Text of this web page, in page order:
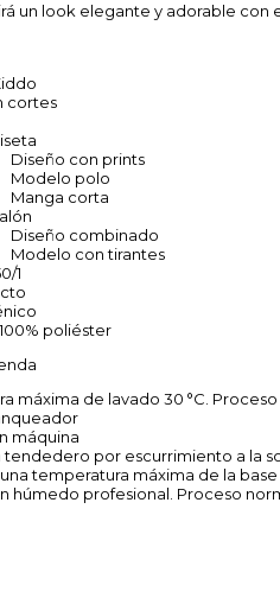
un look elegante y adorable con
cortes
Diseño con prints
Modelo polo
Manga corta
Diseño combinado
Modelo con tirantes
1
poliéster
máxima de lavado 30 °C.
máquina
tendedero por escurrimiento a la
temperatura máxima de la base
húmedo profesional. Proceso